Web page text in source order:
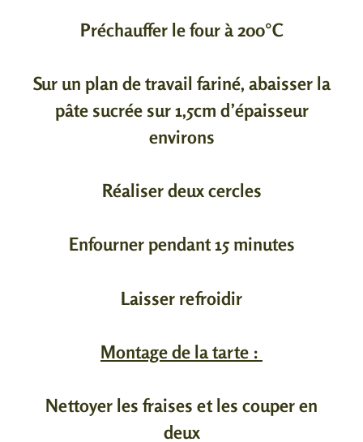
Préchauffer le four à 200°C
Sur un plan de travail fariné, abaisser la
pâte sucrée sur 1,5cm d’épaisseur
environs
Réaliser deux cercles
Enfourner pendant 15 minutes
Laisser refroidir
Montage de la tarte :
Nettoyer les fraises et les couper en
deux